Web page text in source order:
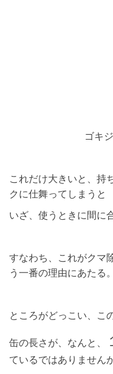
ゴキ
これだけ大きいと、持
クに仕舞ってしまうと
いざ、使うときに間に
すなわち、これがクマ
う一番の理由にあたる。
ところがどっこい、こ
缶の長さが、なんと、
ているではありません